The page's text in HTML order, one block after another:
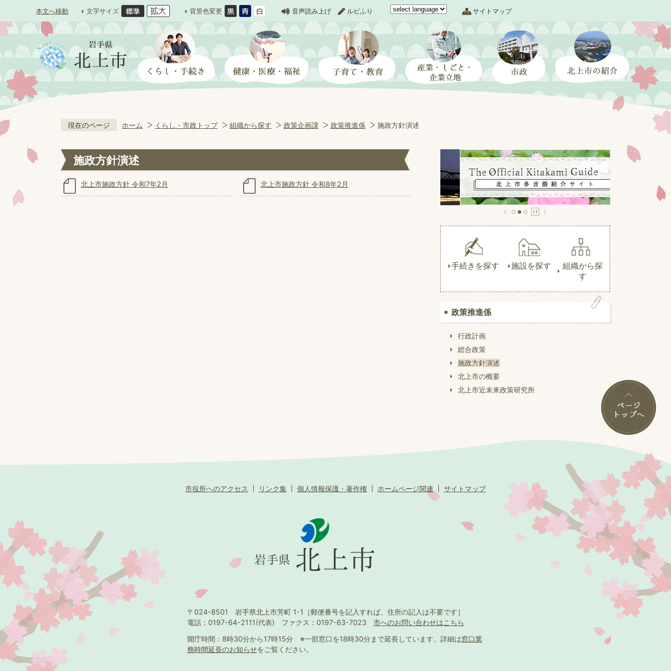
本文へ移動 文字サイズ 背景色変更 音声読み上げ ルビふり サイトマップ
現在のページ ホーム くらし・市政トップ 組織から探す 政策企画課 政策推進係 施政方針演述
施政方針演述
北上市施政方針 令和7年2月 北上市施政方針 令和8年2月
手続きを探す 施設を探す
組織から探
す
政策推進係
行政計画
総合政策
施政方針演述
北上市の概要
北上市近未来政策研究所
市役所へのアクセス リンク集 個人情報保護・著作権 ホームページ関連 サイトマップ
〒024-8501 岩手県北上市芳町 1-1 ［郵便番号を記入すれば、住所の記入は不要です］
電話：0197-64-2111(代表) ファクス：0197-63-7023 市へのお問い合わせはこちら
開庁時間：8時30分から17時15分 ※一部窓口を18時30分まで延長しています。 詳細は窓口業
務時間延長のお知らせをご覧ください。